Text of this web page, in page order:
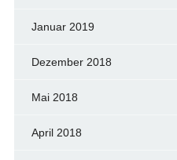
Januar 2019
Dezember 2018
Mai 2018
April 2018